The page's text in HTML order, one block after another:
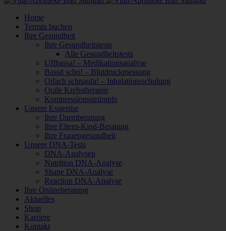
Home
Termin buchen
Ihre Gesundheit
Ihre Gesundheitstests
Alle Gesundheitstests
Uffbassa! – Medikationsanalyse
Bassd scho! – Blutdruckmessung
Oifach schnaufa! – Inhalationsschulung
Orale Krebstherapie
Kompressionsstrümpfe
Unsere Expertise
Ihre Darmberatung
Ihre Eltern-Kind-Beratung
Ihre Frauengesundheit
Unsere DNA-Tests
DNA-Analysen
Nutrition DNA-Analyse
Shape DNA-Analyse
Reaction DNA-Analyse
Ihre Onlineberatung
Aktuelles
Shop
Karriere
Kontakt